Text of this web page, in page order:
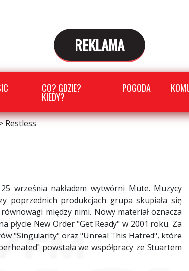
REKLAMA
CO? GDZIE?
KIEDY?
POGODA
Restless
września nakładem wytwórni Mute. Muzycy
poprzednich produkcjach grupa skupiała się
między nimi. Nowy materiał oznacza
New Order "Get Ready" w 2001 roku. Za
"Singularity" oraz "Unreal This Hatred", które
powstała we współpracy ze Stuartem